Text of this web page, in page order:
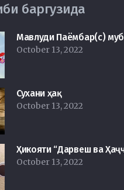
баргузида
Мавлуди Паёмбар(с)
October 13, 2022
Сухани ҳақ
October 13, 2022
Ҳикояти “Дарвеш ва
October 13, 2022